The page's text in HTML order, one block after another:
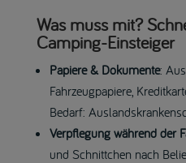
Was muss mit?
Camping-Einsteiger
Papiere & Dokumente:
Fahrzeugpapiere,
Bedarf:
Verpflegung während der
und Schnittchen nach